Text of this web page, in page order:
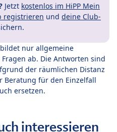
Jetzt kostenlos im HiPP Mein
registrieren und deine Club-
nur allgemeine
ab. Die Antworten sind
der räumlichen Distanz
Beratung für den Einzelfall
ersetzen.
interessieren